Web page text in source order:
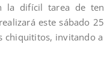
la difícil tarea de
este sábado
chiquititos, invitando